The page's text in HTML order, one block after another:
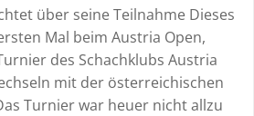
über seine Teilnahme Dieses
Mal beim Austria Open,
des Schachklubs Austria
mit der österreichischen
Turnier war heuer nicht allzu